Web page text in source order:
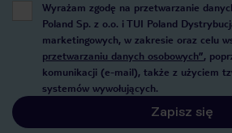
Wyrażam zgodę na przetwarzanie
Poland Sp. z o.o. i TUI Poland
marketingowych, w zakresie oraz celu
przetwarzaniu danych osobowych”,
komunikacji (e-mail), także z użyciem
systemów wywołujących.
Zapisz się